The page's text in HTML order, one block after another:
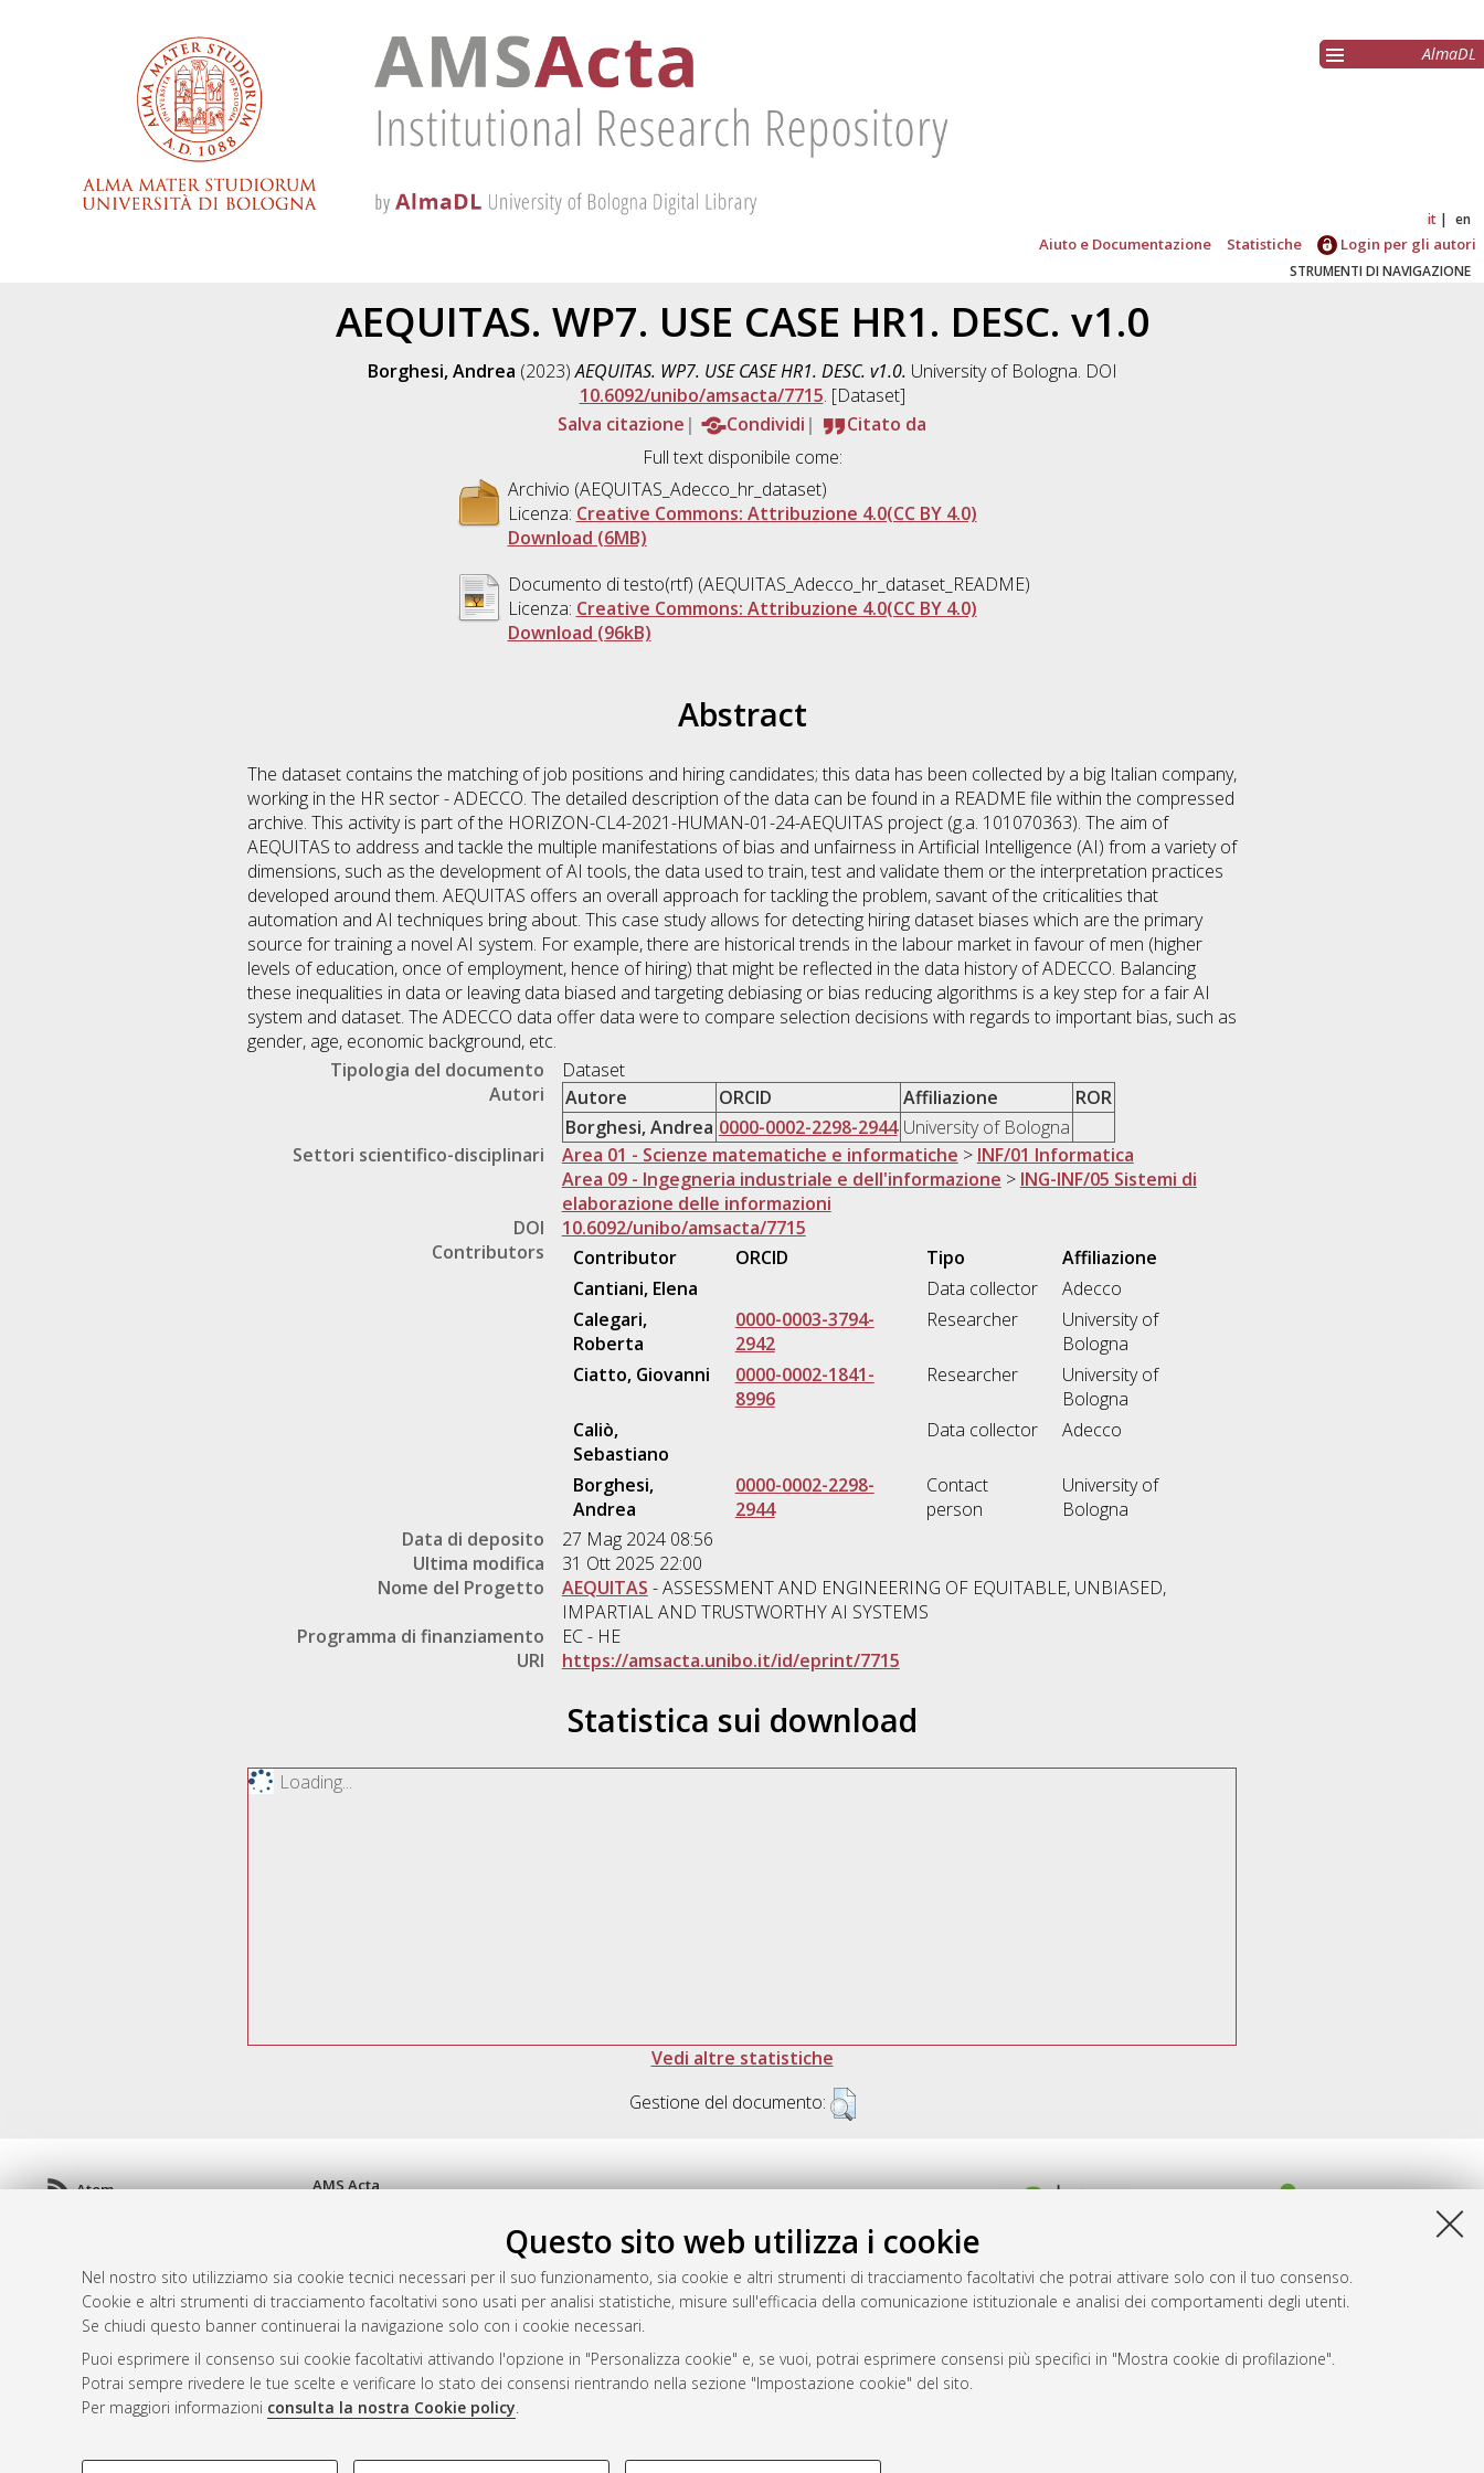
Questo sito web utilizza i cookie
Nel nostro sito utilizziamo sia cookie tecnici necessari per il suo funzionamento, sia cookie e altri strumenti di tracciamento facoltativi che potrai attivare solo con il tuo consenso.
Cookie e altri strumenti di tracciamento facoltativi sono usati per analisi statistiche, misure sull'efficacia della comunicazione istituzionale e analisi dei comportamenti degli utenti.
Se chiudi questo banner continuerai la navigazione solo con i cookie necessari.
Puoi esprimere il consenso sui cookie facoltativi attivando l'opzione in "Personalizza cookie" e, se vuoi, potrai esprimere consensi più specifici in "Mostra cookie di profilazione".
Potrai sempre rivedere le tue scelte e verificare lo stato dei consensi rientrando nella sezione "Impostazione cookie" del sito.
Per maggiori informazioni consulta la nostra Cookie policy.
COOKIE DI PROFILAZIONE - FACOLTATIVI COOKIE TECNICI - NECESSARI
AlmaDL
it en
Aiuto e Documentazione Statistiche Login per gli autori
STRUMENTI DI NAVIGAZIONE
AEQUITAS. WP7. USE CASE HR1. DESC. v1.0
Borghesi, Andrea (2023)AEQUITAS. WP7. USE CASE HR1. DESC. v1.0. University of Bologna. DOI
10.6092/unibo/amsacta/7715. [Dataset]
Salva citazione
Condividi
Citato da
Full text disponibile come:
Archivio (AEQUITAS_Adecco_hr_dataset)
Licenza: Creative Commons: Attribuzione 4.0(CC BY 4.0)
Download (6MB)
Documento di testo(rtf) (AEQUITAS_Adecco_hr_dataset_README)
Licenza: Creative Commons: Attribuzione 4.0(CC BY 4.0)
Download (96kB)
Abstract
The dataset contains the matching of job positions and hiring candidates; this data has been collected by a big Italian company,
working in the HR sector - ADECCO. The detailed description of the data can be found in a README file within the compressed
archive. This activity is part of the HORIZON-CL4-2021-HUMAN-01-24-AEQUITAS project (g.a. 101070363). The aim of
AEQUITAS to address and tackle the multiple manifestations of bias and unfairness in Artificial Intelligence (AI) from a variety of
dimensions, such as the development of AI tools, the data used to train, test and validate them or the interpretation practices
developed around them. AEQUITAS offers an overall approach for tackling the problem, savant of the criticalities that
automation and AI techniques bring about. This case study allows for detecting hiring dataset biases which are the primary
source for training a novel AI system. For example, there are historical trends in the labour market in favour of men (higher
levels of education, once of employment, hence of hiring) that might be reflected in the data history of ADECCO. Balancing
these inequalities in data or leaving data biased and targeting debiasing or bias reducing algorithms is a key step for a fair AI
system and dataset. The ADECCO data offer data were to compare selection decisions with regards to important bias, such as
gender, age, economic background, etc.
Tipologia del documento
Dataset
Autori
Autore ORCID Affiliazione
ROR
Borghesi, Andrea 0000-0002-2298-2944 University of Bologna
Settori scientifico-disciplinari
Area 01 - Scienze matematiche e informatiche > INF/01 Informatica
Area 09 - Ingegneria industriale e dell'informazione > ING-INF/05 Sistemi di
elaborazione delle informazioni
DOI
10.6092/unibo/amsacta/7715
Contributors
Contributor ORCID Tipo
Affiliazione
Cantiani, Elena
Data collector
Adecco
Calegari,
Roberta
0000-0003-3794-
2942
Researcher
University of
Bologna
Ciatto, Giovanni
0000-0002-1841-
8996
Researcher
University of
Bologna
Caliò,
Sebastiano
Data collector Adecco
Borghesi,
Andrea
0000-0002-2298-
2944
Contact
person
University of
Bologna
Data di deposito
27 Mag 2024 08:56
Ultima modifica
31 Ott 2025 22:00
Nome del Progetto
AEQUITAS - ASSESSMENT AND ENGINEERING OF EQUITABLE, UNBIASED,
IMPARTIAL AND TRUSTWORTHY AI SYSTEMS
Programma di finanziamento
EC - HE
URI
https://amsacta.unibo.it/id/eprint/7715
Statistica sui download
Loading...
Vedi altre statistiche
Gestione del documento:
Atom
AMS Acta
doi.org/10.17616/R3P19R
Servizio implementato e gestito da
AlmaDL
Impostazioni Cookie
Informativa sulla privacy
Condizioni d'uso del sito
Mission e policies del repository